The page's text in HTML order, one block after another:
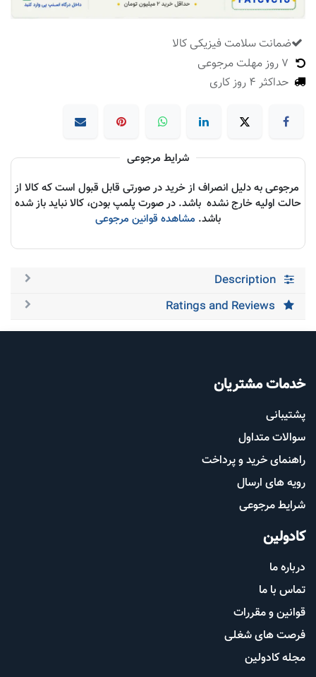
ضمانت سلامت فیزیکی کالا
حداکثر 4 روز کاری
شرایط مرجوعی
مرجوعی به دلیل انصراف از خرید در صورتی قابل قبول است که کالا از
حالت اولیه خارج نشده باشد. در صورت پلمپ بودن، کالا نباید باز شده
باشد. مشاهده قوانین مرجوعی
Description
Ratings and Reviews
خدمات مشتریان
پشتیب​​انی
سوالات متداول
راهنمای خرید و پرداخت
رویه های ارسال
شرایط مرجوعی
کادولین
درباره ما
تماس با ما
قوانین و مقررات
فرصت های شغلی
مجله کادولین